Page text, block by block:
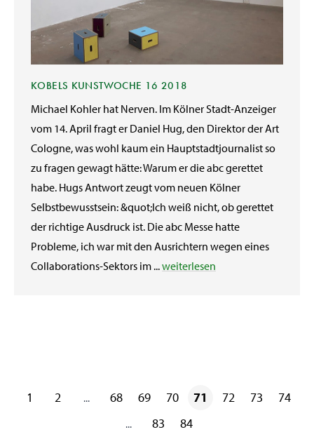
KOBELS KUNSTWOCHE 16 2018
Michael Kohler hat Nerven. Im Kölner Stadt-Anzeiger
vom 14. April fragt er Daniel Hug, den Direktor der Art
Cologne, was wohl kaum ein Hauptstadtjournalist so
zu fragen gewagt hätte: Warum er die abc gerettet
habe. Hugs Antwort zeugt vom neuen Kölner
Selbstbewusstsein: &quot;Ich weiß nicht, ob gerettet
der richtige Ausdruck ist. Die abc Messe hatte
Probleme, ich war mit den Ausrichtern wegen eines
Collaborations-Sektors im ...weiterlesen
1 2 ... 68 69 70 71 72 73 74
... 83 84